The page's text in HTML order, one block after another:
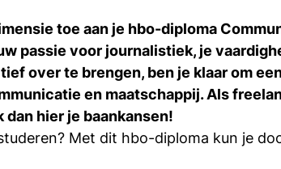
zijn
Inschrijven studie
Weet je het al? Schrijf je dan in bij Tio
toe aan je hbo-diploma
passie voor journalistiek, je
over te brengen, ben je klaar om
en maatschappij. Als
dan hier je baankansen!
Met dit hbo-diploma kun je